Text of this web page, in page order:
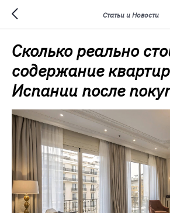
Статьи и Новости
Сколько реально
содержание
Испании после